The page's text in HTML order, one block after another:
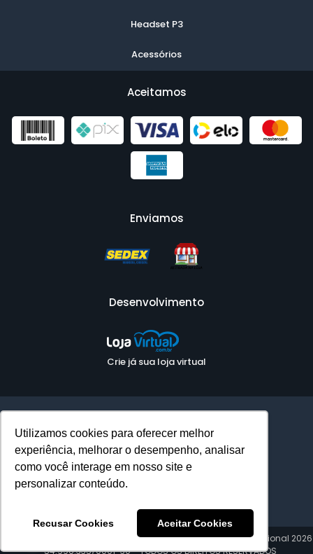
Utilizamos cookies para oferecer melhor
experiência, melhorar o desempenho, analisar
como você interage em nosso site e
personalizar conteúdo.
Recusar Cookies Aceitar Cookies
Headset P3
Acessórios
Aceitamos
Enviamos
Desenvolvimento
Crie já sua loja virtual
COPYRIGHT © Felitron - Fabricante Nacional de Headset Profissional 2026
- 54.996.335/0001-30 - TODOS OS DIREITOS RESERVADOS